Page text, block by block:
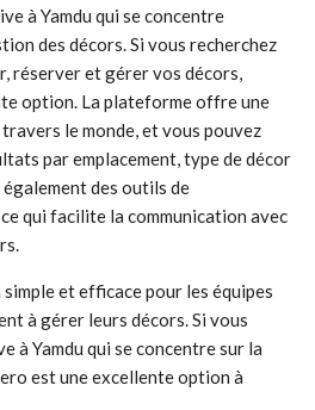
à Yamdu qui se concentre
des décors. Si vous recherchez
réserver et gérer vos décors,
option. La plateforme offre une
le monde, et vous pouvez
par emplacement, type de décor
des outils de
qui facilite la communication avec
et efficace pour les équipes
à gérer leurs décors. Si vous
à Yamdu qui se concentre sur la
est une excellente option à